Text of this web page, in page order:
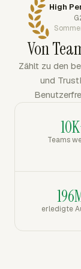
High
Von
Zählt zu den
und
Teams
erledigte